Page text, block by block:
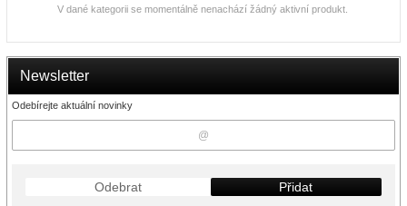
Newsletter
Odebírejte aktuální novinky
Odebrat Přidat
V dané kategorii se momentálně nenachází žádný aktivní produkt.